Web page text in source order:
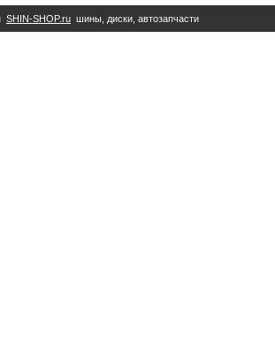
SHIN-SHOP.ru шины, диски, автозапчасти